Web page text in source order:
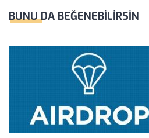
BUNU DA BEĞENEBILIRSIN